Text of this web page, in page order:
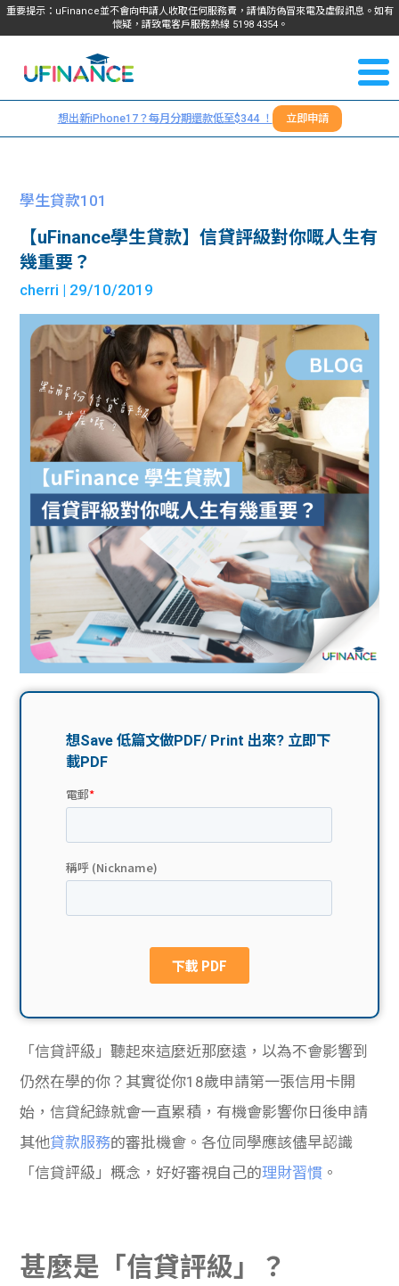
重要提示：uFinance並不會向申請人收取任何服務費，請慎防偽冒來電及虛假訊息。如有
懷疑，請致電客戶服務熱線 5198 4354。
我們
服務
貸款
貸款
計算
機
學生
故事
分享
大學
生學
貸款
網上
私人
貸款
計數
機
資訊
Blog
大專
生筍
工推
介
搵工
Gui
de
ge
校園
Gui
理財
Gui
de
貸款
常見
問題
學生
福利
uFina
nce
校園
贊助
聯絡
我們
們
＋
想出新iPhone17？每月分期還款低至$344 ！ 立即申請
學生貸款101
【uFinance學生貸款】信貸評級對你嘅人生有
幾重要？
cherri | 29/10/2019
「信貸評級」聽起來這麼近那麼遠，以為不會影響到
仍然在學的你？其實從你18歲申請第一張信用卡開
始，信貸紀錄就會一直累積，有機會影響你日後申請
其他貸款服務的審批機會。各位同學應該儘早認識
「信貸評級」概念，好好審視自己的理財習慣 。
甚麼是「信貸評級」？